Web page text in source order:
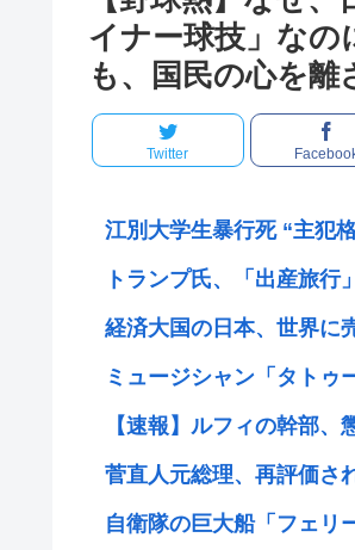
イナー球技」なの
も、国民の心を離
Twitter
江別大学生暴行死 “主犯
トランプ氏、「出産旅
経済大国の日本、世界に
ミュージシャン「タトゥ
【速報】ルフィの幹部
菅直人元総理、再評価さ
自衛隊の巨大船「フェリ